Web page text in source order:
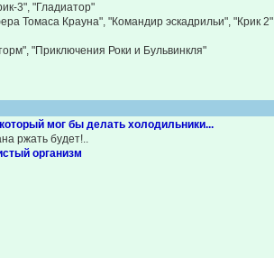
3", "Гладиатор"
Томаса Крауна", "Командир эскадрильи", "Крик 2"
"Приключения Роки и Бульвинкля"
мог бы делать холодильники...
ржать будет!..
организм